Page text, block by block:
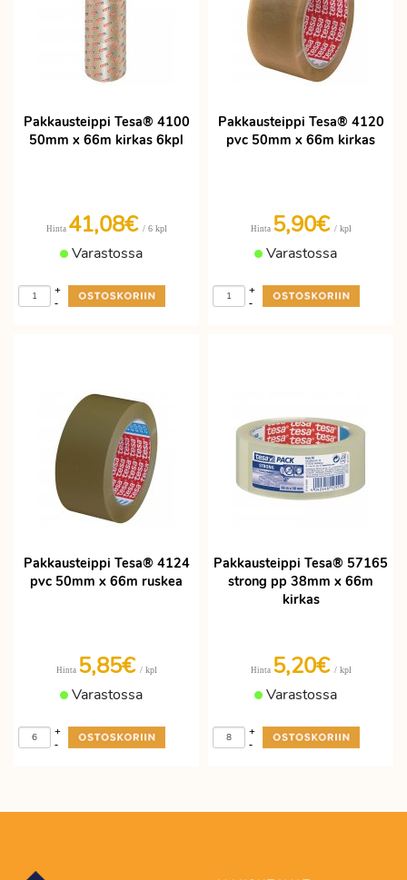
Pakkausteippi Tesa® 4100
50mm x 66m kirkas 6kpl
Hinta 41,08€ / 6 kpl
Varastossa
-
+
Pakkausteippi Tesa® 4120
pvc 50mm x 66m kirkas
Hinta 5,90€ / kpl
Varastossa
-
+
Pakkausteippi Tesa® 4124
pvc 50mm x 66m ruskea
Hinta 5,85€ / kpl
Varastossa
-
+
Pakkausteippi Tesa® 57165
strong pp 38mm x 66m
kirkas
Hinta 5,20€ / kpl
Varastossa
-
+